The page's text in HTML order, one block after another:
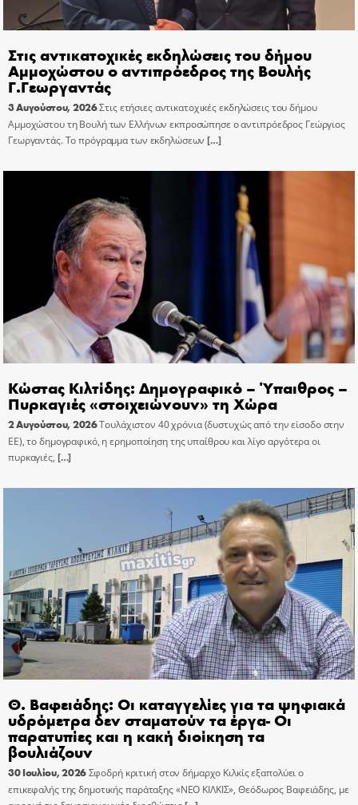
Στις αντικατοχικές εκδηλώσεις του δήμου
Αμμοχώστου ο αντιπρόεδρος της Βουλής
Γ.Γεωργαντάς
3 Αυγούστου, 2026Στις ετήσιες αντικατοχικές εκδηλώσεις του δήμου
Αμμοχώστου τη Βουλή των Ελλήνων εκπροσώπησε ο αντιπρόεδρος Γεώργιος
Γεωργαντάς. Το πρόγραμμα των εκδηλώσεων […]
Κώστας Κιλτίδης: Δημογραφικό – Ύπαιθρος –
Πυρκαγιές «στοιχειώνουν» τη Χώρα
2 Αυγούστου, 2026Τουλάχιστον 40 χρόνια (δυστυχώς από την είσοδο στην
ΕΕ), το δημογραφικό, η ερημοποίηση της υπαίθρου και λίγο αργότερα οι
πυρκαγιές, […]
Θ. Βαφειάδης: Οι καταγγελίες για τα ψηφιακά
υδρόμετρα δεν σταματούν τα έργα- Οι
παρατυπίες και η κακή διοίκηση τα
βουλιάζουν
30 Ιουλίου, 2026Σφοδρή κριτική στον δήμαρχο Κιλκίς εξαπολύει ο
επικεφαλής της δημοτικής παράταξης «ΝΕΟ ΚΙΛΚΙΣ», Θεόδωρος Βαφειάδης, με